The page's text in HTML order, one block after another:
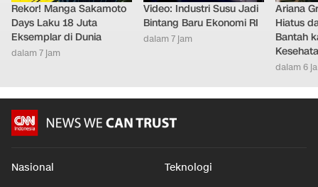
Rekor! Manga Sakamoto
Days Laku 18 Juta
Eksemplar di Dunia
dalam 7 jam
Video: Industri Susu Jadi
Bintang Baru Ekonomi RI
dalam 7 jam
Ariana
Hiatus
Bantah
dalam 6
Nasional Teknologi